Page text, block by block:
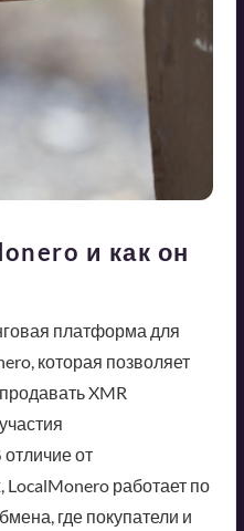
и как он
платформа для
которая позволяет
XMR
от
работает по
где покупатели и